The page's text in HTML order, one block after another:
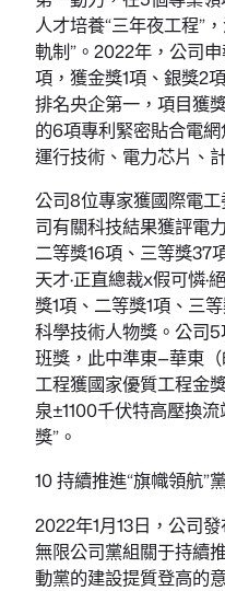
人才培養“三年夜工程”
軌制”。2022年，公司
項，獲金獎1項、銀獎2
排名央企第一，項目獲
的6項專利緊密貼合電
運行技術、電力芯片、
公司8位專家獲國際電
司有關科技結果獲評電
二等獎16項、三等獎37
天才·正直總裁x假可憐·
獎1項、二等獎1項、三
科學技術人物獎。公司
班獎，此中準東—華東
工程獲國家優質工程金
泉±1100千伏特高壓換
獎”。
10 持續推進“旗幟領航”
2022年1月13日，公司
無限公司黨組關于持續
動黨的建設提質登高的